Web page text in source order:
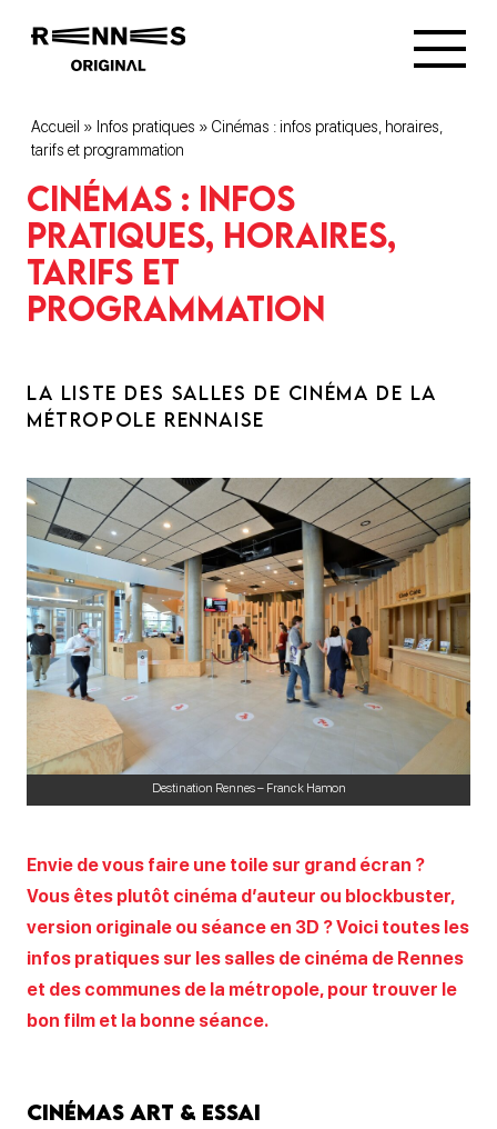
Accueil » Infos pratiques » Cinémas : infos pratiques, horaires,
tarifs et programmation
Cinémas : infos
pratiques, horaires,
tarifs et
programmation
LA LISTE DES SALLES DE CINÉMA DE LA
MÉTROPOLE RENNAISE
Destination Rennes – Franck Hamon
Envie de vous faire une toile sur grand écran ?
Vous êtes plutôt cinéma d’auteur ou blockbuster,
version originale ou séance en 3D ? Voici toutes les
infos pratiques sur les salles de cinéma de Rennes
et des communes de la métropole, pour trouver le
bon film et la bonne séance.
Cinémas art & essai